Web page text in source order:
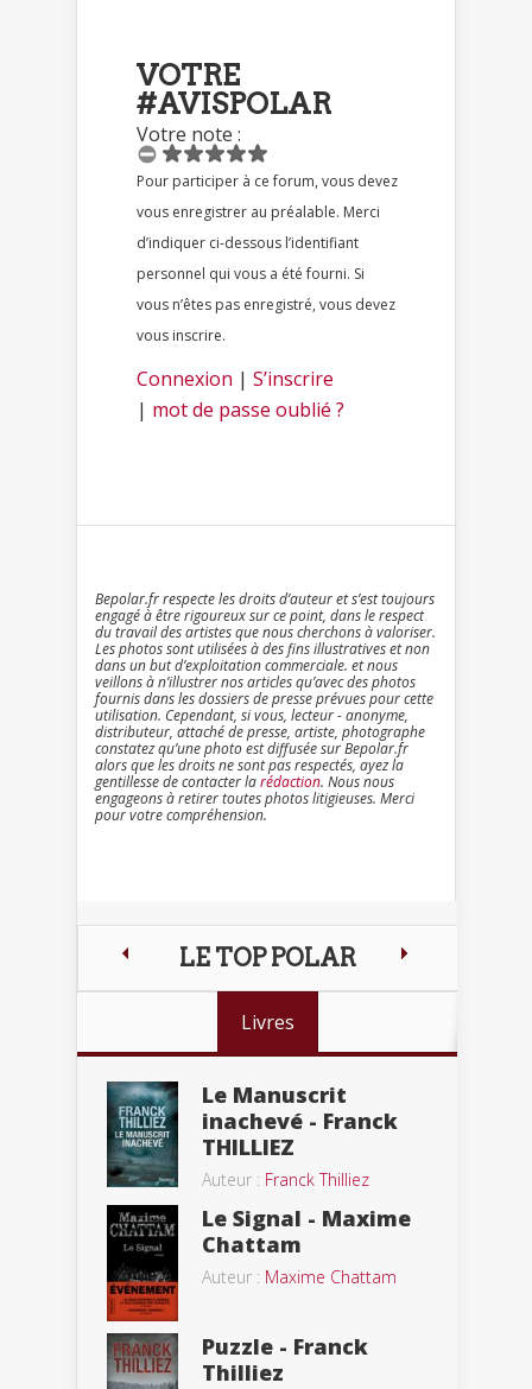
VOTRE
#AVISPOLAR
Votre note :
Pour participer à ce forum, vous devez
vous enregistrer au préalable. Merci
d’indiquer ci-dessous l’identifiant
personnel qui vous a été fourni. Si
vous n’êtes pas enregistré, vous devez
vous inscrire.
Connexion | S’inscrire
| mot de passe oublié ?
Bepolar.fr respecte les droits d’auteur et s’est toujours
engagé à être rigoureux sur ce point, dans le respect
du travail des artistes que nous cherchons à valoriser.
Les photos sont utilisées à des fins illustratives et non
dans un but d’exploitation commerciale. et nous
veillons à n’illustrer nos articles qu’avec des photos
fournis dans les dossiers de presse prévues pour cette
utilisation. Cependant, si vous, lecteur - anonyme,
distributeur, attaché de presse, artiste, photographe
constatez qu’une photo est diffusée sur Bepolar.fr
alors que les droits ne sont pas respectés, ayez la
gentillesse de contacter larédaction. Nous nous
engageons à retirer toutes photos litigieuses. Merci
pour votre compréhension.
LE TOP POLAR
Livres
Le Manuscrit
inachevé - Franck
THILLIEZ
Auteur : Franck Thilliez
Le Signal - Maxime
Chattam
Auteur : Maxime Chattam
Puzzle - Franck
Thilliez